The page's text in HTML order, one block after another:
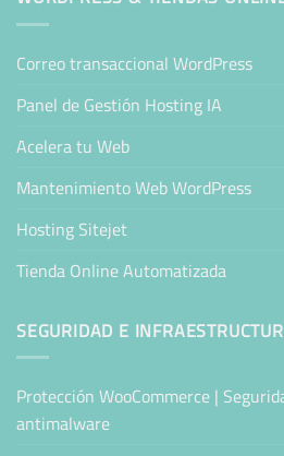
Correo transaccional WordPress
Panel de Gestión Hosting IA
Acelera tu Web
Mantenimiento Web WordPress
Hosting Sitejet
Tienda Online Automatizada
SEGURIDAD E
Protección WooCommerce |
antimalware